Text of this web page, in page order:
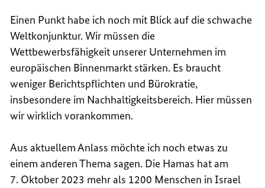
Einen Punkt habe ich noch mit Blick auf die schwache
Weltkonjunktur. Wir müssen die
Wettbewerbsfähigkeit unserer Unternehmen im
europäischen Binnenmarkt stärken. Es braucht
weniger Berichtspflichten und Bürokratie,
insbesondere im Nachhaltigkeitsbereich. Hier müssen
wir wirklich vorankommen.
Aus aktuellem Anlass möchte ich noch etwas zu
einem anderen Thema sagen. Die Hamas hat am
7. Oktober 2023 mehr als 1200 Menschen in Israel